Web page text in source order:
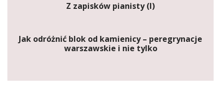
Z zapisków pianisty (I)
Jak odróżnić blok od kamienicy – peregrynacje
warszawskie i nie tylko